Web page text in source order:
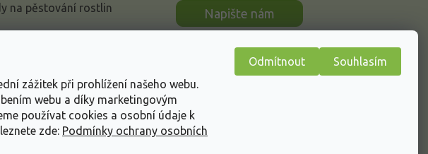
zážitek při prohlížení našeho webu.
webu a díky marketingovým
používat cookies a osobní údaje k
zde: Podmínky ochrany osobních
Odmítnout Souhlasím
na pěstování rostlin
Napište nám